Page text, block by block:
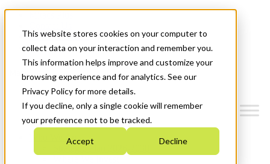
This website stores cookies on your computer to
collect data on your interaction and remember you.
This information helps improve and customize your
browsing experience and for analytics. See our
Privacy Policy for more details.
If you decline, only a single cookie will remember
your preference not to be tracked.
Accept Decline
News & Events
Get Started
Menu
Who We Are
Strategic Plan 2026-2030